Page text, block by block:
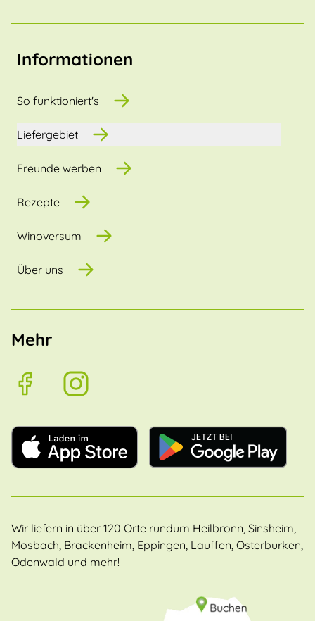
Informationen
So funktioniert's
Liefergebiet
Freunde werben
Rezepte
Winoversum
Über uns
Mehr
Wir liefern in über 120 Orte rundum Heilbronn, Sinsheim,
Mosbach, Brackenheim, Eppingen, Lauffen, Osterburken,
Odenwald und mehr!